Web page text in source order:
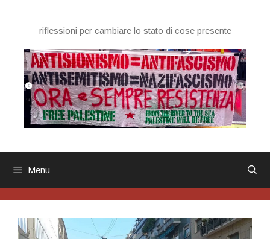
contenutoriflessioni per cambiare lo stato di cose presente
Menu